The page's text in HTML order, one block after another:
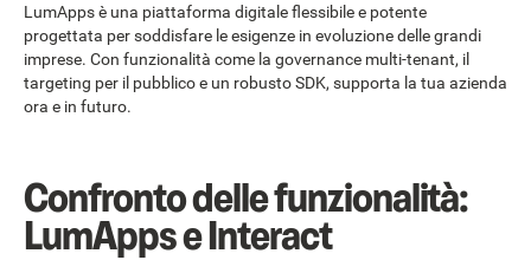
LumApps è una piattaforma digitale flessibile e potente
progettata per soddisfare le esigenze in evoluzione delle grandi
imprese. Con funzionalità come la governance multi-tenant, il
targeting per il pubblico e un robusto SDK, supporta la tua azienda
ora e in futuro.
Confronto delle funzionalità:
LumApps e Interact